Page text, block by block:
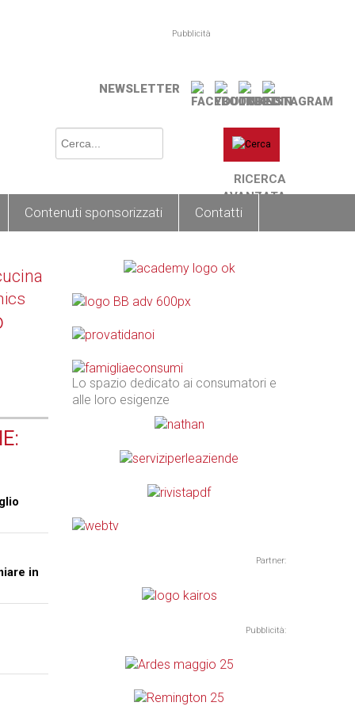
Pubblicità
NEWSLETTER
RICERCA
AVANZATA
Contenuti sponsorizzati Contatti
in
Lo spazio dedicato ai consumatori e
alle loro esigenze
Partner:
Pubblicità: